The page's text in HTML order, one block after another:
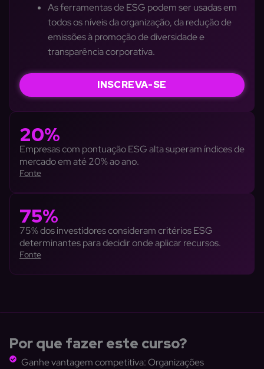
As ferramentas de ESG podem ser usadas em
todos os níveis da organização, da redução de
emissões à promoção de diversidade e
transparência corporativa.
INSCREVA-SE
20%
Empresas com pontuação ESG alta superam índices de
mercado em até 20% ao ano.
Fonte
75%
75% dos investidores consideram critérios ESG
determinantes para decidir onde aplicar recursos.
Fonte
Por que fazer este curso?
Ganhe vantagem competitiva: Organizações